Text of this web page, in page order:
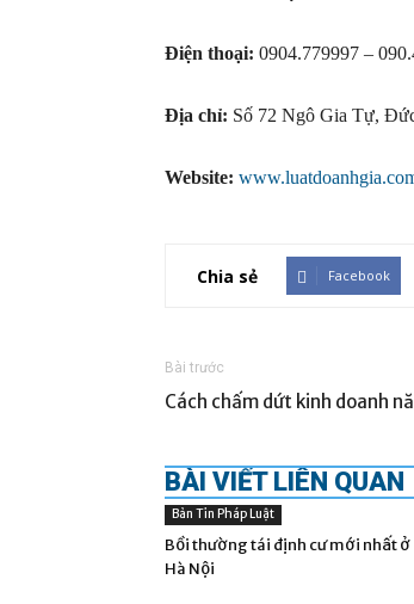
Điện thoại: 0904.779997 –
Địa chỉ: Số 72 Ngô Gia Tự,
Website:
Chia sẻ Facebook
Bài trước
Cách chấm dứt kinh doanh
BÀI VIẾT LIÊN QUAN
Bản Tin Pháp Luật
Bồi thường tái định cư mới nhất ở
Hà Nội